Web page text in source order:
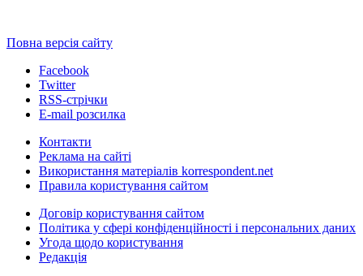
Повна версія сайту
Facebook
Twitter
RSS-стрічки
E-mail розсилка
Контакти
Реклама на сайті
Використання матеріалів korrespondent.net
Правила користування сайтом
Договір користування сайтом
Політика у сфері конфіденційності і персональних даних
Угода щодо користування
Редакція